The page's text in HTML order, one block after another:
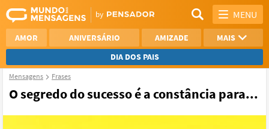
MENU
AMOR ANIVERSÁRIO AMIZADE
MAIS
DIA DOS PAIS
REFLEXÃO
AGRADECIMENTO
Mensagens Frases
O segredo do sucesso é a constância para...